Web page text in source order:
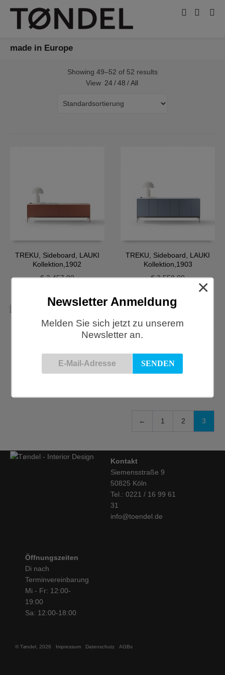
made in Europe
Showing 49–52 of 52 results
View 24 / 48 / All
TREKU, Sideboard, LAUKI
Kollektion,1902
€2.457,00
TREKU, Sideboard, LAUKI
Kollektion,1903
€3.558,00
€2.111,00
TREKU, Sideboard, LAUKI
€2.884,00
← 1 2 3
Kontakt
Siemensstraße 9
50825 Köln
Tel.: 0221 / 16 99 61
31
info@toendel.de
Öffnungszeiten
Di nach
Terminvereinbarung
Mi - Fr: 12:00-
19:00
Sa: 12:00-18:00
© Tøndel, 2026 Impressum Datenschutz AGBs
Newsletter Anmeldung
Melden Sie sich jetzt zu unserem
Newsletter an.
×